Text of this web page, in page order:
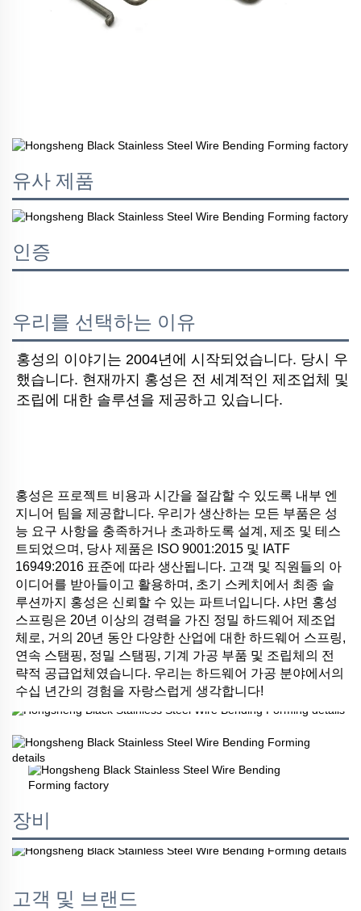
유사 제품
인증
우리를 선택하는 이유
홍성의 이야기는 2004년에 시작되었습니다. 당시 우
했습니다. 현재까지 홍성은 전 세계적인 제조업체 및
조립에 대한 솔루션을 제공하고 있습니다.
홍성은 프로젝트 비용과 시간을 절감할 수 있도록 내부 엔
지니어 팀을 제공합니다. 우리가 생산하는 모든 부품은 성
능 요구 사항을 충족하거나 초과하도록 설계, 제조 및 테스
트되었으며, 당사 제품은 ISO 9001:2015 및 IATF
16949:2016 표준에 따라 생산됩니다. 고객 및 직원들의 아
이디어를 받아들이고 활용하며, 초기 스케치에서 최종 솔
루션까지 홍성은 신뢰할 수 있는 파트너입니다. 샤먼 홍성
스프링은 20년 이상의 경력을 가진 정밀 하드웨어 제조업
체로, 거의 20년 동안 다양한 산업에 대한 하드웨어 스프링,
연속 스탬핑, 정밀 스탬핑, 기계 가공 부품 및 조립체의 전
략적 공급업체였습니다. 우리는 하드웨어 가공 분야에서의
수십 년간의 경험을 자랑스럽게 생각합니다!
장비
고객 및 브랜드